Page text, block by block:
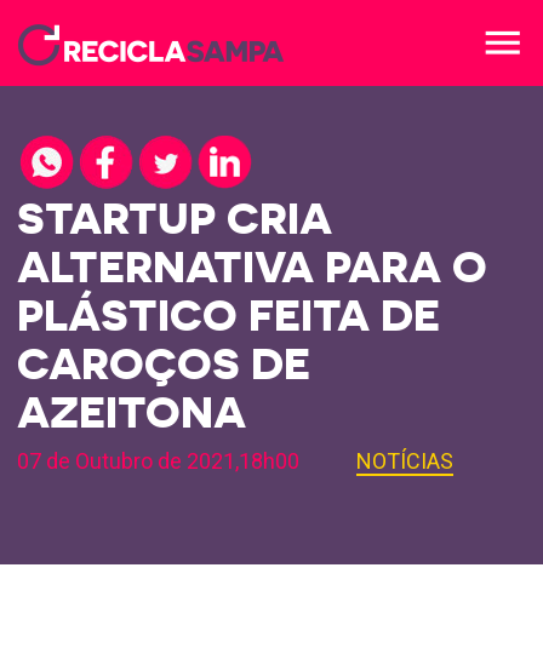
menu
STARTUP CRIA
ALTERNATIVA PARA O
PLÁSTICO FEITA DE
CAROÇOS DE
AZEITONA
07 de Outubro de 2021,18h00 NOTÍCIAS